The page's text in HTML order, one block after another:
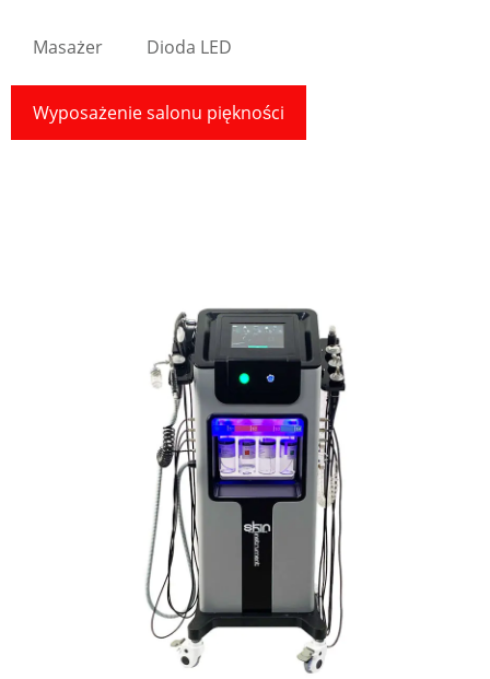
Masażer Dioda LED
Wyposażenie salonu piękności